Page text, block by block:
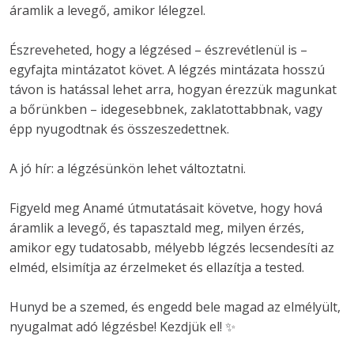
áramlik a levegő, amikor lélegzel.
Észreveheted, hogy a légzésed – észrevétlenül is –
egyfajta mintázatot követ. A légzés mintázata hosszú
távon is hatással lehet arra, hogyan érezzük magunkat
a bőrünkben – idegesebbnek, zaklatottabbnak, vagy
épp nyugodtnak és összeszedettnek.
A jó hír: a légzésünkön lehet változtatni.
Figyeld meg Anamé útmutatásait követve, hogy hová
áramlik a levegő, és tapasztald meg, milyen érzés,
amikor egy tudatosabb, mélyebb légzés lecsendesíti az
elméd, elsimítja az érzelmeket és ellazítja a tested.
Hunyd be a szemed, és engedd bele magad az elmélyült,
nyugalmat adó légzésbe! Kezdjük el! ✨